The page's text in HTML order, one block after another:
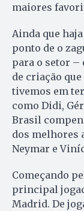
maiores
Ainda que
ponto de o
para o setor –
de criação
tivemos em
como Didi,
Brasil
dos melhores
Neymar e
Começando
principal
Madrid. De